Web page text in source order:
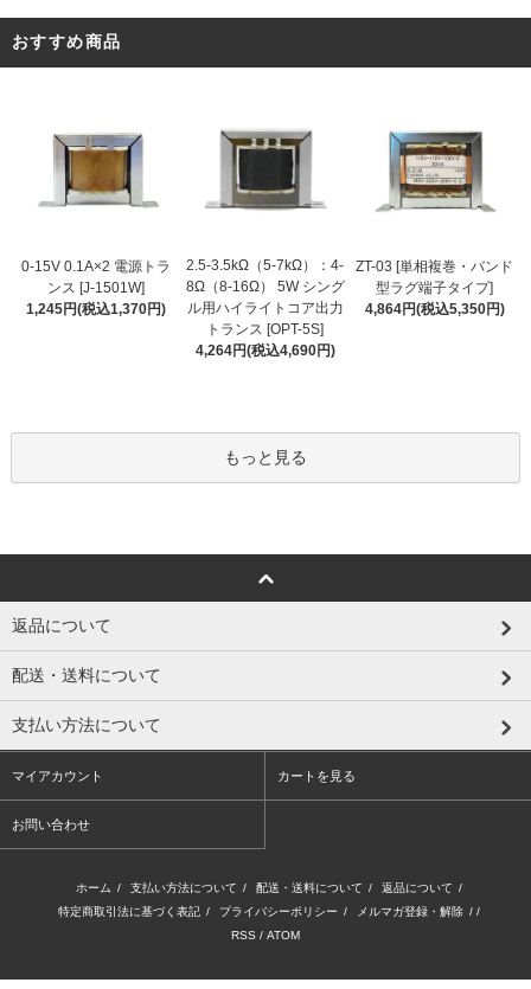
おすすめ商品
0-15V 0.1A×2 電源トラ
ンス [J-1501W]
1,245円(税込1,370円)
2.5-3.5kΩ（5-7kΩ）：4-
8Ω（8-16Ω） 5W シング
ル用ハイライトコア出力
トランス [OPT-5S]
4,264円(税込4,690円)
ZT-03 [単相複巻・バンド
型ラグ端子タイプ]
4,864円(税込5,350円)
もっと見る
返品について
配送・送料について
支払い方法について
マイアカウント カートを見る
お問い合わせ
ホーム / 支払い方法について / 配送・送料について / 返品について /
特定商取引法に基づく表記 / プライバシーポリシー / メルマガ登録・解除 / /
RSS / ATOM